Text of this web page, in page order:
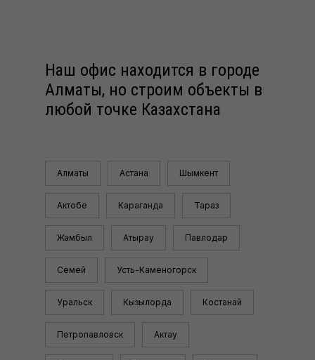
Наш офис находится в городе
Алматы, но строим объекты в
любой точке Казахстана
Алматы Астана Шымкент
Актобе Караганда Тараз
Жамбыл Атырау Павлодар
Семей Усть-Каменогорск
Уральск Кызылорда Костанай
Петропавловск Актау